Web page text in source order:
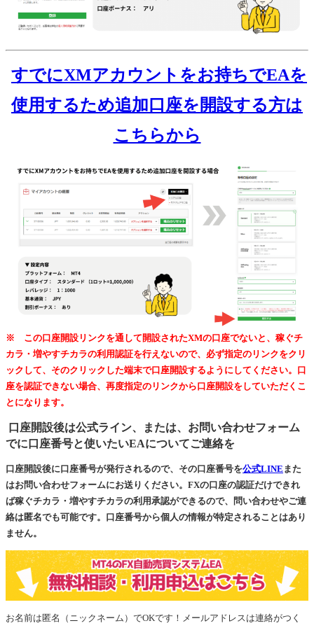
すでにXMアカウントをお持ちでEAを
使用するため追加口座を開設する方は
こちらから
※ この口座開設リンクを通して開設されたXMの口座でないと、稼ぐチ
カラ・増やすチカラの利用認証を行えないので、必ず指定のリンクをクリ
ックして、そのクリックした端末で口座開設するようにしてください。口
座を認証できない場合、再度指定のリンクから口座開設をしていただくこ
とになります。
口座開設後は公式ライン、または、お問い合わせフォーム
でに口座番号と使いたいEAについてご連絡を
口座開設後に口座番号が発行されるので、その口座番号を公式LINE また
はお問い合わせフォームにお送りください。FXの口座の認証だけできれ
ば稼ぐチカラ・増やすチカラの利用承認ができるので、問い合わせやご連
絡は匿名でも可能です。口座番号から個人の情報が特定されることはあり
ません。
お名前は匿名（ニックネーム）でOKです！メールアドレスは連絡がつく